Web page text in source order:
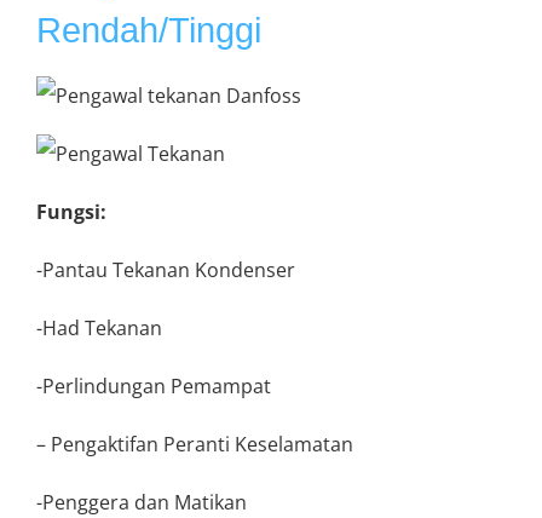
Rendah/Tinggi
Fungsi:
-Pantau Tekanan Kondenser
-Had Tekanan
-Perlindungan Pemampat
– Pengaktifan Peranti Keselamatan
-Penggera dan Matikan